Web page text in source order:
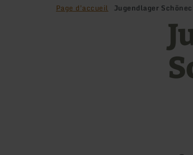
Page d'accueil Jugendlager